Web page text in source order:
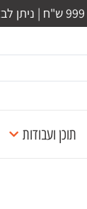
תוכן ועבודות